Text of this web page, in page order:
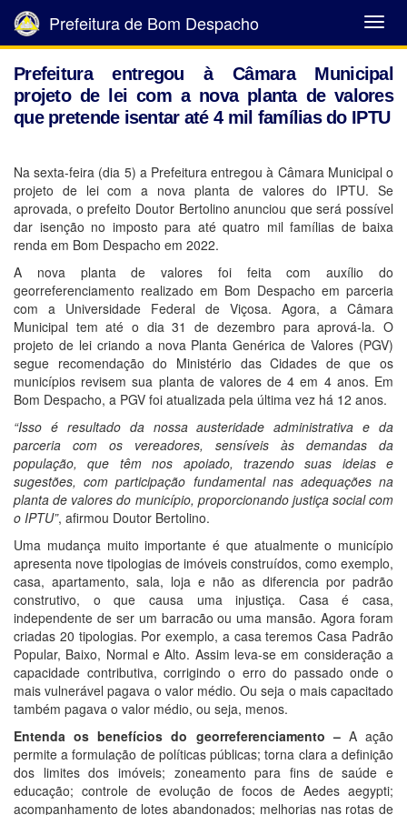
Abrir
Menu
Prefeitura de Bom Despacho
Prefeitura entregou à Câmara Municipal
projeto de lei com a nova planta de valores
que pretende isentar até 4 mil famílias do IPTU
Na sexta-feira (dia 5) a Prefeitura entregou à Câmara Municipal o
projeto de lei com a nova planta de valores do IPTU. Se
aprovada, o prefeito Doutor Bertolino anunciou que será possível
dar isenção no imposto para até quatro mil famílias de baixa
renda em Bom Despacho em 2022.
A nova planta de valores foi feita com auxílio do
georreferenciamento realizado em Bom Despacho em parceria
com a Universidade Federal de Viçosa. Agora, a Câmara
Municipal tem até o dia 31 de dezembro para aprová-la. O
projeto de lei criando a nova Planta Genérica de Valores (PGV)
segue recomendação do Ministério das Cidades de que os
municípios revisem sua planta de valores de 4 em 4 anos. Em
Bom Despacho, a PGV foi atualizada pela última vez há 12 anos.
“Isso é resultado da nossa austeridade administrativa e da
parceria com os vereadores, sensíveis às demandas da
população, que têm nos apoiado, trazendo suas ideias e
sugestões, com participação fundamental nas adequações na
planta de valores do município, proporcionando justiça social com
o IPTU”, afirmou Doutor Bertolino.
Uma mudança muito importante é que atualmente o município
apresenta nove tipologias de imóveis construídos, como exemplo,
casa, apartamento, sala, loja e não as diferencia por padrão
construtivo, o que causa uma injustiça. Casa é casa,
independente de ser um barracão ou uma mansão. Agora foram
criadas 20 tipologias. Por exemplo, a casa teremos Casa Padrão
Popular, Baixo, Normal e Alto. Assim leva-se em consideração a
capacidade contributiva, corrigindo o erro do passado onde o
mais vulnerável pagava o valor médio. Ou seja o mais capacitado
também pagava o valor médio, ou seja, menos.
Entenda os benefícios do georreferenciamento –A ação
permite a formulação de políticas públicas; torna clara a definição
dos limites dos imóveis; zoneamento para fins de saúde e
educação; controle de evolução de focos de Aedes aegypti;
acompanhamento de lotes abandonados; melhorias nas rotas de